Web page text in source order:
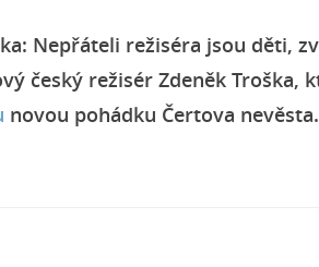
Nepřáteli režiséra jsou děti,
český režisér Zdeněk Troška,
novou pohádku Čertova